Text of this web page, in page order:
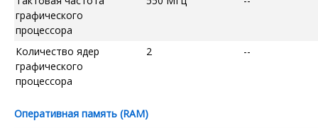
графического
процессора
Количество ядер
графического
процессора
2 --
Оперативная память (RAM)